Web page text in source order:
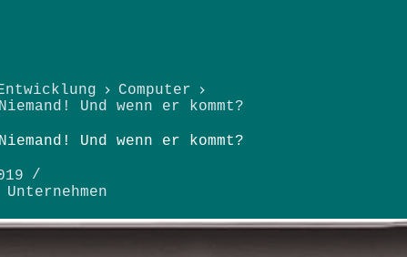
Computer
Und wenn er kommt?
Und wenn er kommt?
Unternehmen